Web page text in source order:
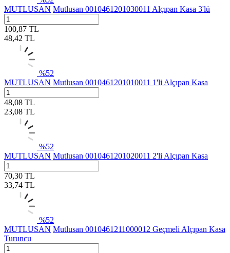
MUTLUSAN Mutlusan 0010461201030011 Alçıpan Kasa 3'lü
100,87 TL
48,42 TL
%52
MUTLUSAN Mutlusan 0010461201010011 1'li Alçıpan Kasa
48,08 TL
23,08 TL
%52
MUTLUSAN Mutlusan 0010461201020011 2'li Alçıpan Kasa
70,30 TL
33,74 TL
%52
MUTLUSAN Mutlusan 0010461211000012 Geçmeli Alçıpan Kasa
Turuncu